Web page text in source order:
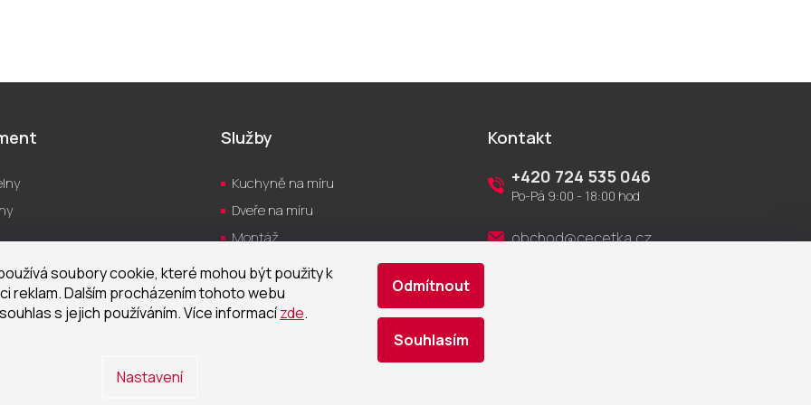
soubory cookie, které mohou být použity k
reklam. Dalším procházením tohoto webu
s jejich používáním. Více informacízde.
Nastavení
Odmítnout
Souhlasím
Služby
Kuchyně na míru
Dveře na míru
Montáž
Servis
Návrh vizualizací
Realizace
Kontakt
+420 724 535 046
Po-Pá 9:00 - 18:00 hod
obchod@cecetka.cz